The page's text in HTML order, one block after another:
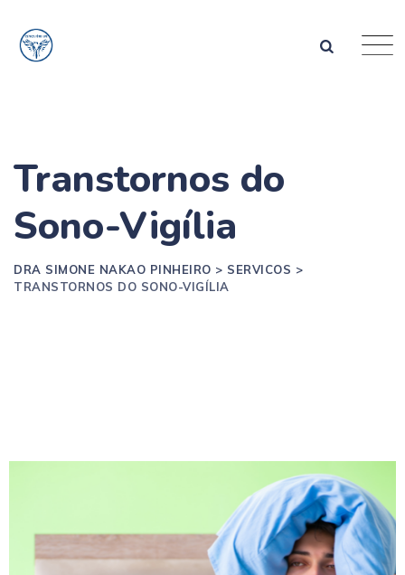
Transtornos do
Sono-Vigília
DRA SIMONE NAKAO PINHEIRO > SERVICOS >
TRANSTORNOS DO SONO-VIGÍLIA